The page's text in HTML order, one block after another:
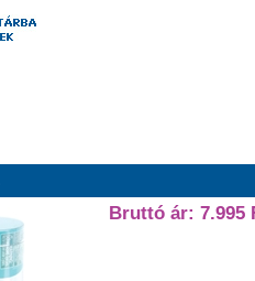
Bruttó ár: 7.995